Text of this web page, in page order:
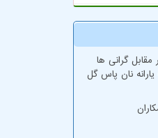
گرانی ها
نان پاس گل